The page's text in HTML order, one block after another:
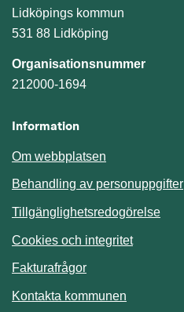
Lidköpings kommun
531 88 Lidköping
Organisationsnummer
212000-1694
Information
Om webbplatsen
Behandling av personuppgifter
Tillgänglighetsredogörelse
Cookies och integritet
Fakturafrågor
Kontakta kommunen